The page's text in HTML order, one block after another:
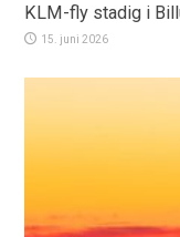
KLM-fly stadig i
15. juni 2026